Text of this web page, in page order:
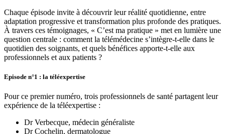
Chaque épisode invite à découvrir leur réalité quotidienne, entre
adaptation progressive et transformation plus profonde des pratiques.
À travers ces témoignages, « C’est ma pratique » met en lumière une
question centrale : comment la télémédecine s’intègre-t-elle dans le
quotidien des soignants, et quels bénéfices apporte-t-elle aux
professionnels et aux patients ?
Episode n°1 : la téléexpertise
Pour ce premier numéro, trois professionnels de santé partagent leur
expérience de la téléexpertise :
Dr Verbecque, médecin généraliste
Dr Cochelin, dermatologue